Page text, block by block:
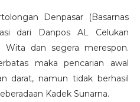
Denpasar (Basarnas
dari Danpos AL Celukan
Wita dan segera merespon.
maka pencarian awal
darat, namun tidak berhasil
Kadek Sunarna.